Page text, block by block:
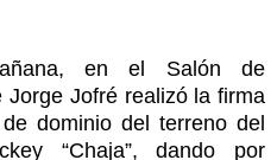
en el Salón de
Jorge Jofré realizó la firma
dominio del terreno del
“Chaja”, dando por